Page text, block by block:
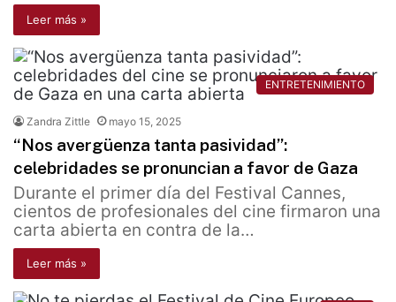
Leer más »
ENTRETENIMIENTO
Zandra Zittle mayo 15, 2025
“Nos avergüenza tanta pasividad”:
celebridades se pronuncian a favor de Gaza
Durante el primer día del Festival Cannes,
cientos de profesionales del cine firmaron una
carta abierta en contra de la…
Leer más »